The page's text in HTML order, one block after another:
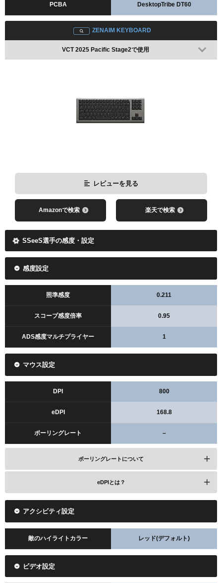
レビューを見る
Amazonで検索 楽天で検索
PCBA DesktopTribe DT60
ZENAIM KEYBOARD
VCT 2025 Pacific Stage2で使用
レビューを見る
Amazonで検索 楽天で検索
SSeeS選手の感度・設定
感度設定
照準感度 0.211
スコープ感度倍率 0.95
ADS感度マルチプライヤー 1
マウス設定
DPI 800
eDPI 168.8
ポーリングレート –
ポーリングレートについて
eDPIとは？
アクシビティ設定
敵のハイライトカラー レッド(デフォルト)
ビデオ設定